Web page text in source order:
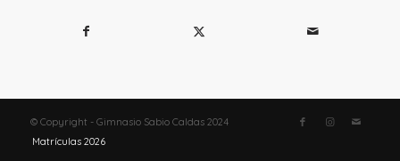
© Copyright - Gimnasio Sabio Caldas 2024
Matrículas 2026